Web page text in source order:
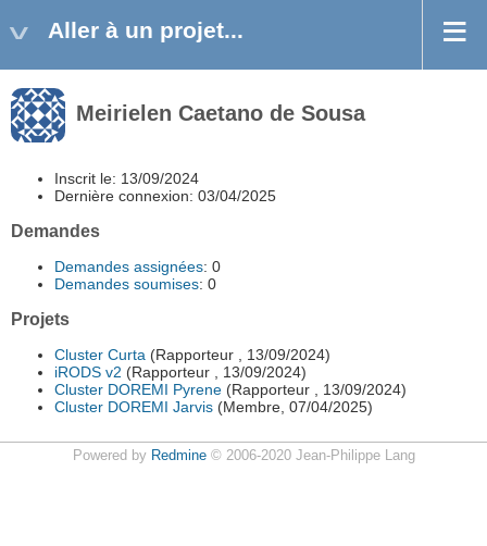
Aller à un projet...
Meirielen Caetano de Sousa
Inscrit le: 13/09/2024
Dernière connexion: 03/04/2025
Demandes
Demandes assignées: 0
Demandes soumises: 0
Projets
Cluster Curta (Rapporteur , 13/09/2024)
iRODS v2 (Rapporteur , 13/09/2024)
Cluster DOREMI Pyrene (Rapporteur , 13/09/2024)
Cluster DOREMI Jarvis (Membre, 07/04/2025)
Powered by Redmine© 2006-2020 Jean-Philippe Lang